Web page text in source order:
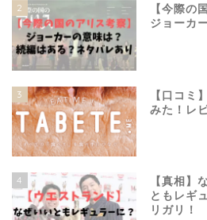
2
【今際の
ジョーカ
3
【口コミ
みた！レ
4
【真相】
ともレギ
リガリ！